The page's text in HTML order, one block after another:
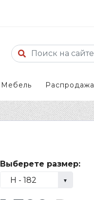
Мебель Распродажа
Выберете размер: